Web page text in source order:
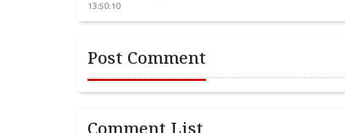
13:50:10
Post Comment